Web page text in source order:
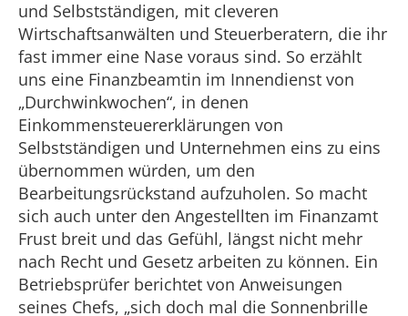
und Selbstständigen, mit cleveren
Wirtschaftsanwälten und Steuerberatern, die ihr
fast immer eine Nase voraus sind. So erzählt
uns eine Finanzbeamtin im Innendienst von
„Durchwinkwochen“, in denen
Einkommensteuererklärungen von
Selbstständigen und Unternehmen eins zu eins
übernommen würden, um den
Bearbeitungsrückstand aufzuholen. So macht
sich auch unter den Angestellten im Finanzamt
Frust breit und das Gefühl, längst nicht mehr
nach Recht und Gesetz arbeiten zu können. Ein
Betriebsprüfer berichtet von Anweisungen
seines Chefs, „sich doch mal die Sonnenbrille